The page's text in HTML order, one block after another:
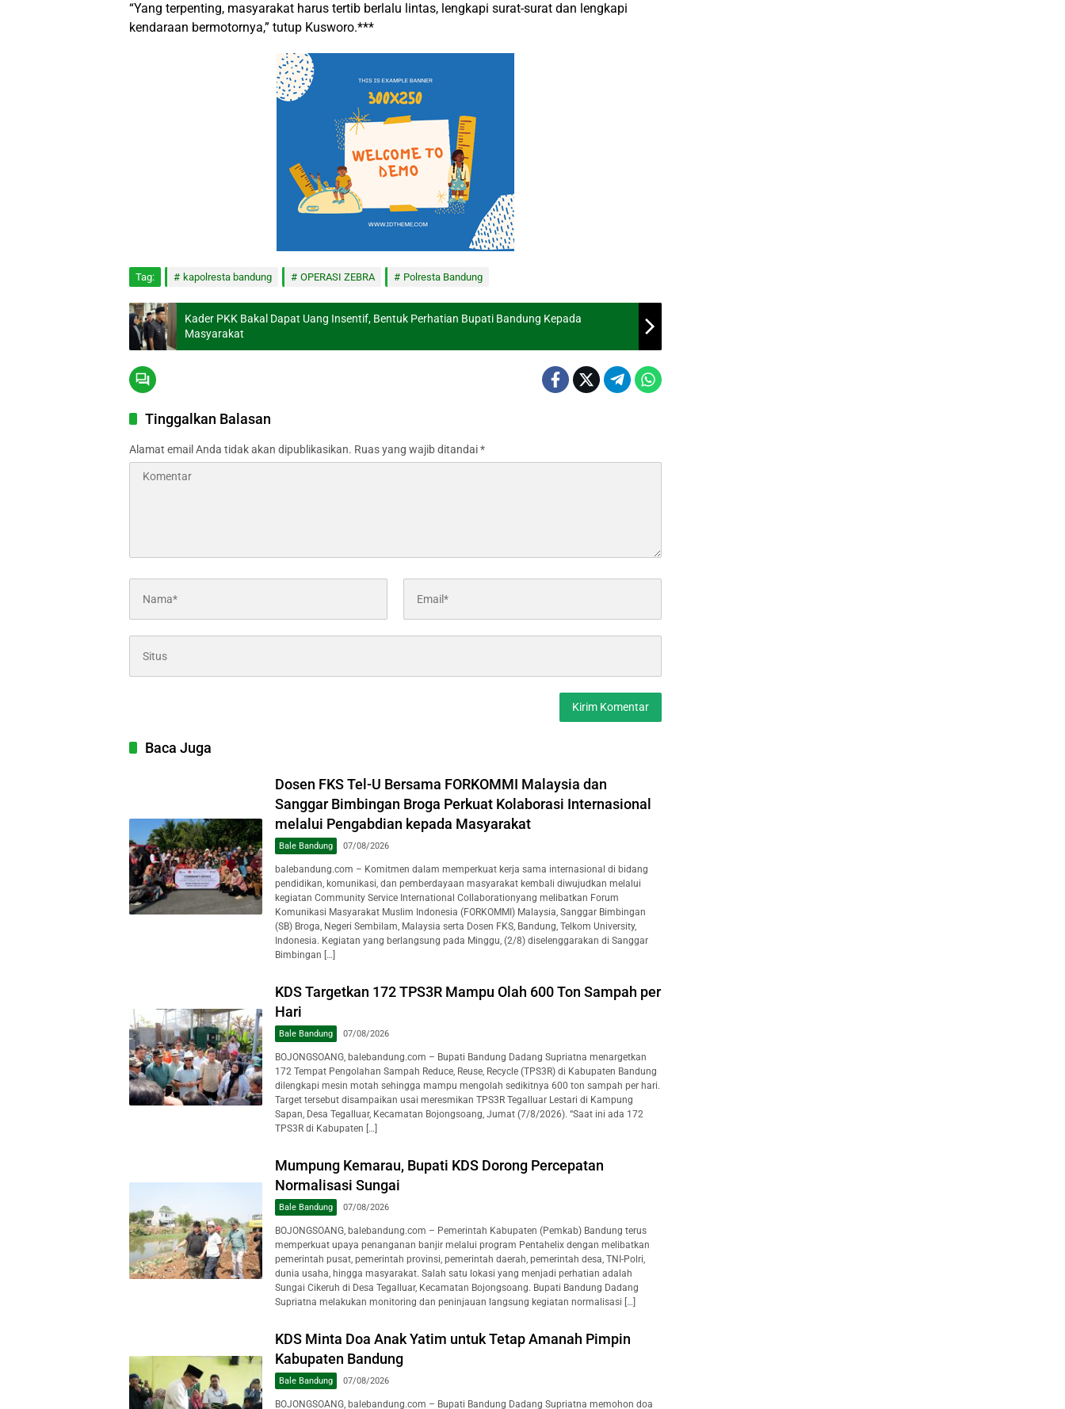
“Yang terpenting, masyarakat harus tertib berlalu lintas, lengkapi surat-surat dan lengkapi
kendaraan bermotornya,” tutup Kusworo.***
Tag: kapolresta bandung OPERASI ZEBRA Polresta Bandung
Kader PKK Bakal Dapat Uang Insentif, Bentuk Perhatian Bupati Bandung Kepada
Masyarakat
Tinggalkan Balasan
Alamat email Anda tidak akan dipublikasikan. Ruas yang wajib ditandai*
Baca Juga
Dosen FKS Tel-U Bersama FORKOMMI Malaysia dan
Sanggar Bimbingan Broga Perkuat Kolaborasi Internasional
melalui Pengabdian kepada Masyarakat
Bale Bandung 07/08/2026
balebandung.com – Komitmen dalam memperkuat kerja sama internasional di bidang
pendidikan, komunikasi, dan pemberdayaan masyarakat kembali diwujudkan melalui
kegiatan Community Service International Collaborationyang melibatkan Forum
Komunikasi Masyarakat Muslim Indonesia (FORKOMMI) Malaysia, Sanggar Bimbingan
(SB) Broga, Negeri Sembilam, Malaysia serta Dosen FKS, Bandung, Telkom University,
Indonesia. Kegiatan yang berlangsung pada Minggu, (2/8) diselenggarakan di Sanggar
Bimbingan […]
KDS Targetkan 172 TPS3R Mampu Olah 600 Ton Sampah per
Hari
Bale Bandung 07/08/2026
BOJONGSOANG, balebandung.com – Bupati Bandung Dadang Supriatna menargetkan
172 Tempat Pengolahan Sampah Reduce, Reuse, Recycle (TPS3R) di Kabupaten Bandung
dilengkapi mesin motah sehingga mampu mengolah sedikitnya 600 ton sampah per hari.
Target tersebut disampaikan usai meresmikan TPS3R Tegalluar Lestari di Kampung
Sapan, Desa Tegalluar, Kecamatan Bojongsoang, Jumat (7/8/2026). “Saat ini ada 172
TPS3R di Kabupaten […]
Mumpung Kemarau, Bupati KDS Dorong Percepatan
Normalisasi Sungai
Bale Bandung 07/08/2026
BOJONGSOANG, balebandung.com – Pemerintah Kabupaten (Pemkab) Bandung terus
memperkuat upaya penanganan banjir melalui program Pentahelix dengan melibatkan
pemerintah pusat, pemerintah provinsi, pemerintah daerah, pemerintah desa, TNI-Polri,
dunia usaha, hingga masyarakat. Salah satu lokasi yang menjadi perhatian adalah
Sungai Cikeruh di Desa Tegalluar, Kecamatan Bojongsoang. Bupati Bandung Dadang
Supriatna melakukan monitoring dan peninjauan langsung kegiatan normalisasi […]
KDS Minta Doa Anak Yatim untuk Tetap Amanah Pimpin
Kabupaten Bandung
Bale Bandung 07/08/2026
BOJONGSOANG, balebandung.com – Bupati Bandung Dadang Supriatna memohon doa